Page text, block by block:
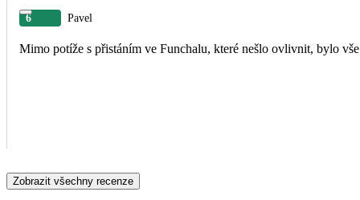
6 Pavel
Mimo potíže s přistáním ve Funchalu, které nešlo ovlivnit, bylo
Zobrazit všechny recenze